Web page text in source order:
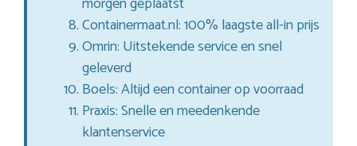
Containermaat.nl: 100% laagste all-in prijs
Omrin: Uitstekende service en snel
geleverd
Boels: Altijd een container op voorraad
Praxis: Snelle en meedenkende
klantenservice